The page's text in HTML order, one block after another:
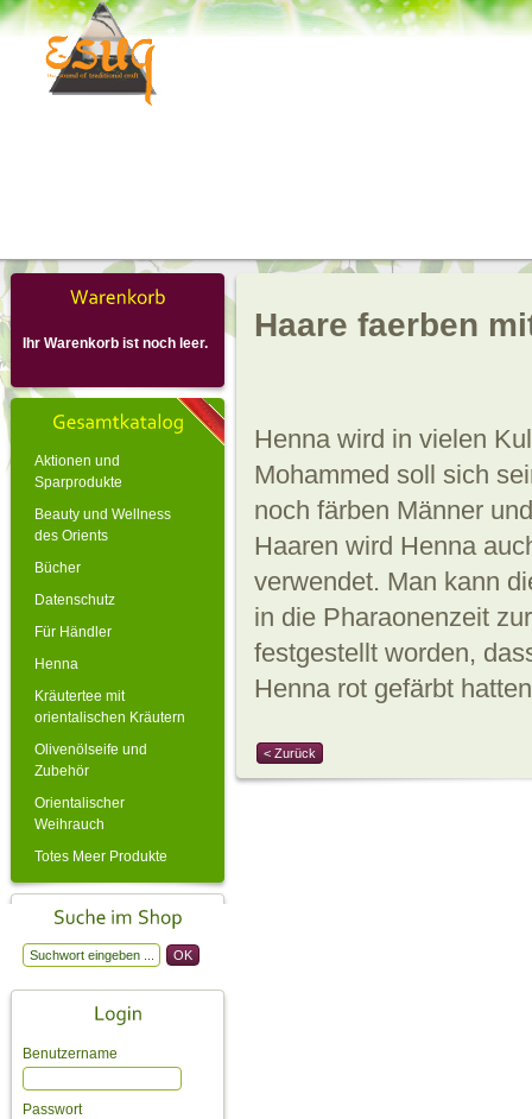
Ihr Warenkorb ist noch leer.
Aktionen und
Sparprodukte
Beauty und Wellness
des Orients
Bücher
Datenschutz
Für Händler
Henna
Kräutertee mit
orientalischen Kräutern
Olivenölseife und
Zubehör
Orientalischer
Weihrauch
Totes Meer Produkte
Benutzername
Passwort
Haare faerben
Henna wird in vielen
Mohammed soll sich
noch färben Männer
Haaren wird Henna
verwendet. Man kann
in die Pharaonenzeit
festgestellt worden,
Henna rot gefärbt
< Zurück